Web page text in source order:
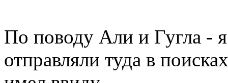
По поводу Али и Гугла -
отправляли туда в